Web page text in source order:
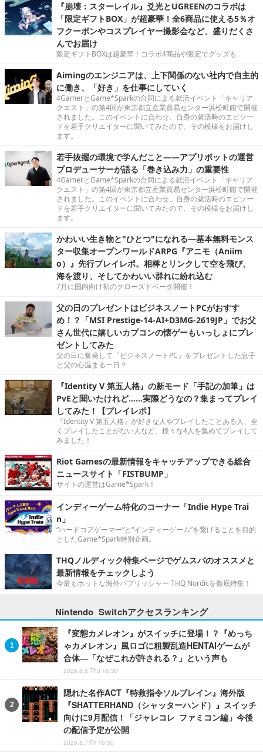
『崩壊：スターレイル』爻光とUGREENのコラボは
「限定ギフトBOX」が超豪華！全6商品に使える5％オ
フクーポンやコスプレイヤー撮影会など、盛りだくさ
んでお届け
限定ギフトBOXは超豪華！コラボ4商品や限定でグッズも
Aimingのエンジニアは、上下関係のない社内で自主的
に働き、「好き」を仕事にしていく
4GamerとGame*Sparkの合同による就活イベント「キャリア
クエスト」の第4回が東京都立産業貿易センター浜松町館で開催
されました。このイベントに合わせ、自身の就活時のエピソー
ドを若手クリエイターに聞いてみたので、その模様をお届けし
ます。
若手抜擢の環境で学んだこと――アプリボットの運営
プロデューサーが語る「巻き込み力」の重要性
4GamerとGame*Sparkの合同による就活イベント「キャリア
クエスト」の第4回が東京都立産業貿易センター浜松町館で開催
されました。このイベントに合わせ、自身の就活時のエピソー
ドを若手クリエイターに聞いてみたので、その模様をお届けし
ます。
かわいい生き物と"ひとつ"になれる―基本無料モンス
ター収集オープンワールドARPG『アニモ（Aniim
o）』先行プレイレポ。相棒とリンクして空を飛び、
海を渡り、そしてかわいい群れに紛れ込む
7月に国内向け初のクローズドベータ開催！
父の日のプレゼントはビジネスノートPCがおすす
め！？「MSI Prestige-14-AI+D3MG-2619JP」でお父
さん世代に嬉しいカプコンの懐ゲーもいっしょにプレ
ゼントしてみた
父の日に奮発して「ビジネスノートPC」をプレゼントした息子
と父の心温まる一日？
『Identity V 第五人格』の新モード「手記の加筆」は
PvEと聞いたけれど……実際どうなの？集まってプレイ
してみた！【プレイレポ】
『Identity V 第五人格』が好きな人やプレイしたことある人、全
くプレイしたことがない人など、様々な4人を集めてプレイして
みました！
Riot Gamesの最新情報をキャッチアップできる総合
ニュースサイト「FISTBUMP」
サイトの運営はGame*Spark！
インディーゲーム特化のコーナー「Indie Hype Trai
n」
“ハードコアゲーマー”と“インディーゲーム”を繋げることを目的
としたGame*Spark特別企画。
THQノルディック特集ページでゲムスパのオススメと
最新情報をチェックしよう
今最もホットな海外パブリッシャー THQ Nordicを徹底特集！
Nintendo Switchアクセスランキング
『変態カメレオン』がスイッチに登場！？『めっち
ゃカメレオン』風ロゴに粗製乱造HENTAIゲームが
合体―「なぜこれが許される？」という声も
2026.8.6 Thu 16:30
隠れた名作ACT『特救指令ソルブレイン』海外版
『SHATTERHAND（シャッターハンド）』スイッチ
向けに9月配信！「ジャレコレ ファミコン編」今後
の配信予定が公開
2026.8.7 Fri 16:30